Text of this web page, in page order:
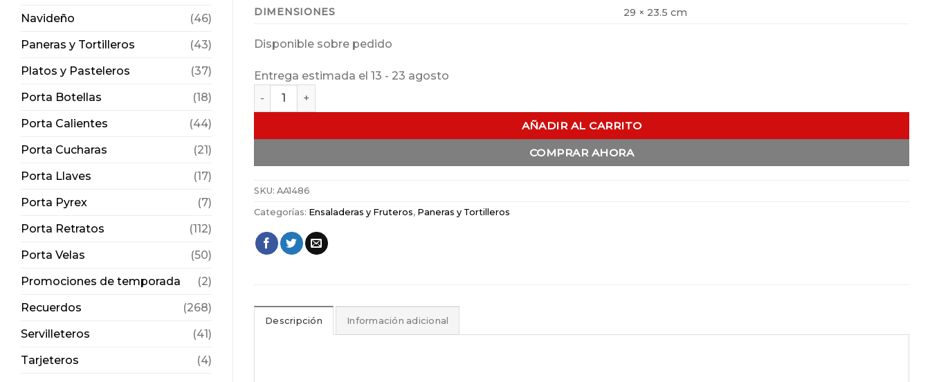
Navideño
(46)
Paneras y Tortilleros
(43)
Platos y Pasteleros
(37)
Porta Botellas
(18)
Porta Calientes
(44)
Porta Cucharas
(21)
Porta Llaves
(17)
Porta Pyrex
(7)
Porta Retratos
(112)
Porta Velas
(50)
Promociones de temporada
(2)
Recuerdos
(268)
Servilleteros
(41)
Tarjeteros
(4)
DIMENSIONES 29 × 23.5 cm
Disponible sobre pedido
Entrega estimada el 13 - 23 agosto
Frutero / Panera Modernista Calado Hondo cantidad
AÑADIR AL CARRITO
COMPRAR AHORA
SKU: AA1486
Categorías: Ensaladeras y Fruteros, Paneras y Tortilleros
Descripción Información adicional